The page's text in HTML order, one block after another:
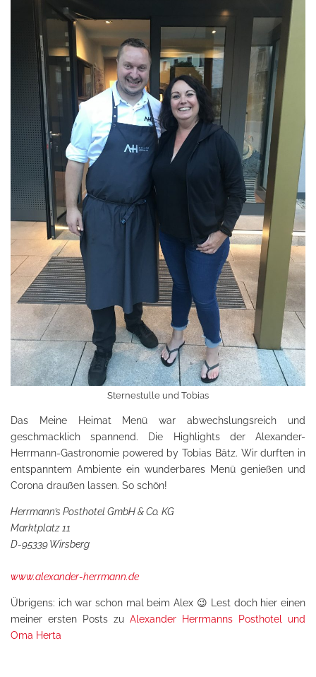
Sternestulle und Tobias
Das Meine Heimat Menü war abwechslungsreich und
geschmacklich spannend. Die Highlights der Alexander-
Herrmann-Gastronomie powered by Tobias Bätz. Wir durften in
entspanntem Ambiente ein wunderbares Menü genießen und
Corona draußen lassen. So schön!
Herrmann’s Posthotel GmbH & Co. KG
Marktplatz 11
D-95339 Wirsberg
www.alexander-herrmann.de
Übrigens: ich war schon mal beim Alex 😉 Lest doch hier einen
meiner ersten Posts zu Alexander Herrmanns Posthotel und
Oma Herta